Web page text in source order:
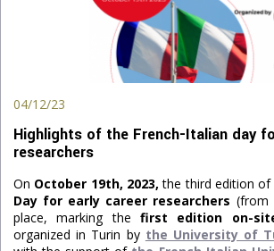
04/12/23
Highlights of the French-Italian day
researchers
On October 19th, 2023, the third edition of
Day for early career researchers (from
place, marking thefirst edition on-
organized in Turin by the University of